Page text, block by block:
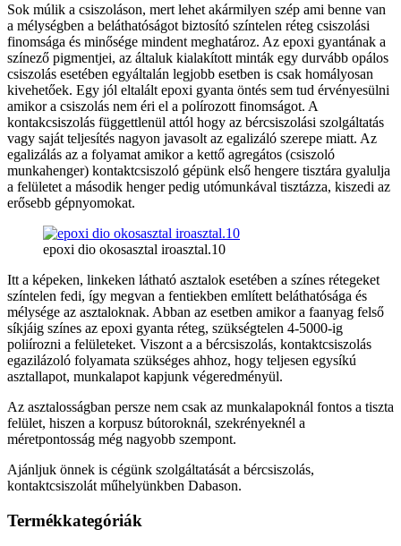
Sok múlik a csiszoláson, mert lehet akármilyen szép ami benne van
a mélységben a beláthatóságot biztosító színtelen réteg csiszolási
finomsága és minősége mindent meghatároz. Az epoxi gyantának a
színező pigmentjei, az általuk kialakított minták egy durvább opálos
csiszolás esetében egyáltalán legjobb esetben is csak homályosan
kivehetőek. Egy jól eltalált epoxi gyanta öntés sem tud érvényesülni
amikor a csiszolás nem éri el a polírozott finomságot. A
kontakcsiszolás függettlenül attól hogy az bércsiszolási szolgáltatás
vagy saját teljesítés nagyon javasolt az egalizáló szerepe miatt. Az
egalizálás az a folyamat amikor a kettő agregátos (csiszoló
munkahenger) kontaktcsiszoló gépünk első hengere tisztára gyalulja
a felületet a második henger pedig utómunkával tisztázza, kiszedi az
erősebb gépnyomokat.
epoxi dio okosasztal iroasztal.10
Itt a képeken, linkeken látható asztalok esetében a színes rétegeket
színtelen fedi, így megvan a fentiekben említett beláthatósága és
mélysége az asztaloknak. Abban az esetben amikor a faanyag felső
síkjáig színes az epoxi gyanta réteg, szükségtelen 4-5000-ig
poliírozni a felületeket. Viszont a a bércsiszolás, kontaktcsiszolás
egazilázoló folyamata szükséges ahhoz, hogy teljesen egysíkú
asztallapot, munkalapot kapjunk végeredményül.
Az asztalosságban persze nem csak az munkalapoknál fontos a tiszta
felület, hiszen a korpusz bútoroknál, szekrényeknél a
méretpontosság még nagyobb szempont.
Ajánljuk önnek is cégünk szolgáltatását a bércsiszolás,
kontaktcsiszolát műhelyünkben Dabason.
Termékkategóriák